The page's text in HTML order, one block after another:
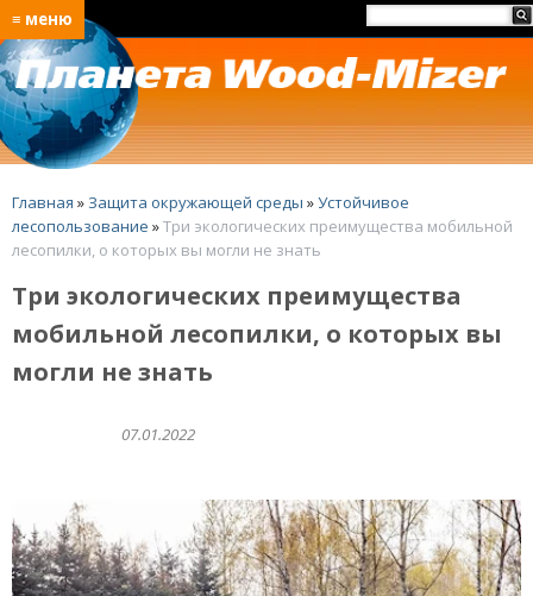
≡ меню
Главная » Защита окружающей среды »Устойчивое
лесопользование »Три экологических преимущества мобильной
лесопилки, о которых вы могли не знать
Три экологических преимущества
мобильной лесопилки, о которых вы
могли не знать
07.01.2022